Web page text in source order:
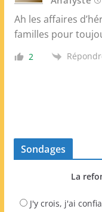
Ah les affaires
familles pour
2
Sondages
La
J'y crois, j'ai